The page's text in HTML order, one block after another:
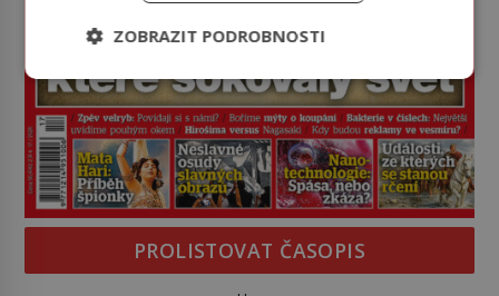
PROLISTOVAT ČASOPIS
ZOBRAZIT PODROBNOSTI